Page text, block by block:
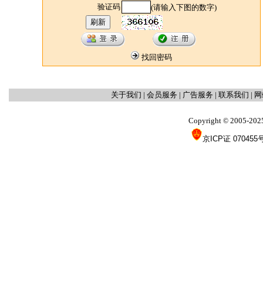
验证码
(请输入下图的数字)
找回密码
关于我们 | 会员服务 | 广告服务 | 联系我们 |
Copyright © 2005-
京ICP证 070455